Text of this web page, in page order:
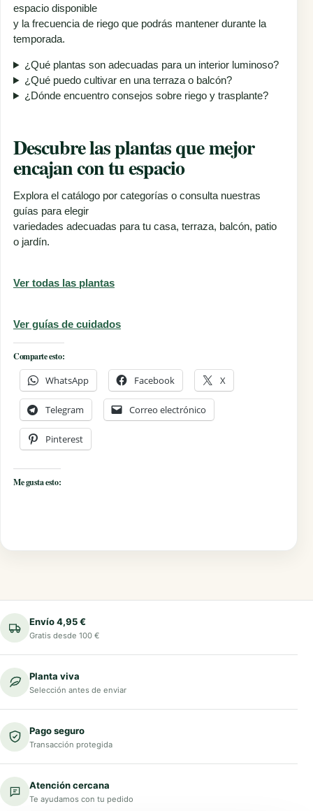
espacio disponible
y la frecuencia de riego que podrás mantener durante la
temporada.
¿Qué plantas son adecuadas para un interior luminoso?
¿Qué puedo cultivar en una terraza o balcón?
¿Dónde encuentro consejos sobre riego y trasplante?
Descubre las plantas que mejor
encajan con tu espacio
Explora el catálogo por categorías o consulta nuestras
guías para elegir
variedades adecuadas para tu casa, terraza, balcón, patio
o jardín.
Ver todas las plantas
Ver guías de cuidados
Comparte esto:
WhatsApp Facebook X
Telegram Correo electrónico
Pinterest
Me gusta esto:
Envío 4,95 €
Gratis desde 100 €
Planta viva
Selección antes de enviar
Pago seguro
Transacción protegida
Atención cercana
Te ayudamos con tu pedido